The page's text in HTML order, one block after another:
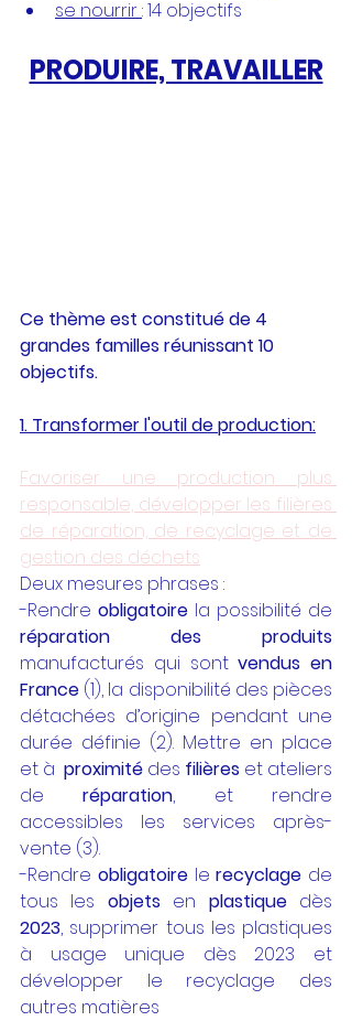
se nourrir : 14 objectifs
PRODUIRE, TRAVAILLER
Ce thème est constitué de 4
grandes familles réunissant 10
objectifs.
1. Transformer l'outil de production:
Favoriser une production plus
responsable, développer les filières
de réparation, de recyclage et de
gestion des déchets
Deux mesures phrases :
-Rendre obligatoire la possibilité de
réparation des produits
manufacturés qui sont vendus en
France (1), la disponibilité des pièces
détachées d’origine pendant une
durée définie (2). Mettre en place
et à proximité des filières et ateliers
de réparation, et rendre
accessibles les services après-
vente (3).
-Rendre obligatoire le recyclage de
tous les objets en plastique
2023, supprimer tous les plastiques
à usage unique dès 2023 et
développer le recyclage des
autres matières